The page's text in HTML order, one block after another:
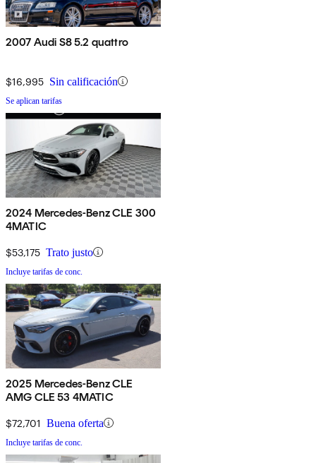
2007 Audi S8 5.2 quattro
$16,995 Sin calificación
Se aplican tarifas
2024 Mercedes-Benz CLE 300
4MATIC
$53,175 Trato justo
Incluye tarifas de conc.
2025 Mercedes-Benz CLE
AMG CLE 53 4MATIC
$72,701 Buena oferta
Incluye tarifas de conc.